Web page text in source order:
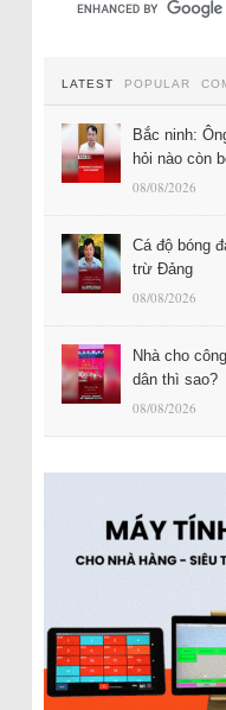
LATEST POPULAR
Bắc ninh:
hỏi nào còn
08/08/2026
Cá độ bóng
trừ Đảng
08/08/2026
Nhà cho
dân thì sao?
08/08/2026